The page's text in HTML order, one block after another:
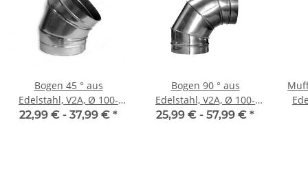
Bogen 45 ° aus
Edelstahl, V2A, Ø 100-
250 mm
22,99 € - 37,99 € *
Bogen 90 ° aus
Edelstahl, V2A, Ø 100-
250 mm
25,99 € - 57,99 € *